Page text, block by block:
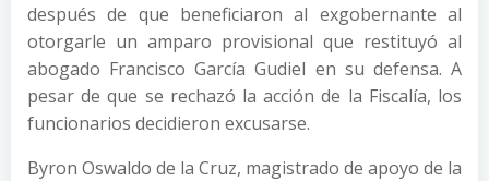
después de que beneficiaron al exgobernante al
otorgarle un amparo provisional que restituyó al
abogado Francisco García Gudiel en su defensa. A
pesar de que se rechazó la acción de la Fiscalía, los
funcionarios decidieron excusarse.
Byron Oswaldo de la Cruz, magistrado de apoyo de la